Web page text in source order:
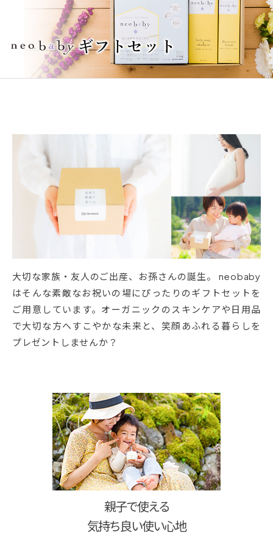
大切な家族・友人のご出産、お孫さんの誕生。 neobaby
はそんな素敵なお祝いの場にぴったりのギフトセットを
ご用意しています。オーガニックのスキンケアや日用品
で大切な方へすこやかな未来と、笑顔あふれる暮らしを
プレゼントしませんか？
親子で使える
気持ち良い使い心地